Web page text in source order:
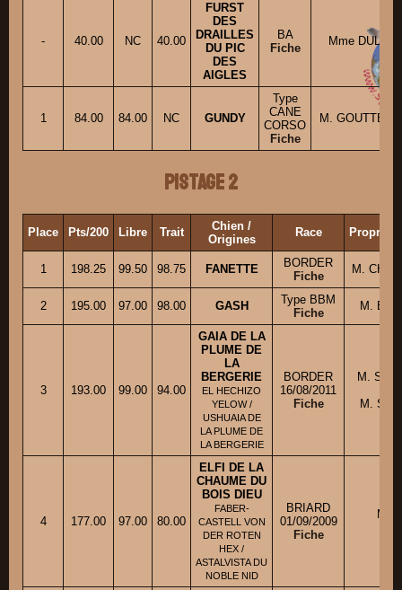
- 40.00 NC 40.00
FURST
DES
DRAILLES
DU PIC
DES
AIGLES
BA
Fiche
Mme DULAC
1 84.00 84.00 NC GUNDY
Type
CANE
CORSO
Fiche
M.
Pistage 2
Place Pts/200 Libre Trait
Chien /
Origines
Race
1 198.25 99.50 98.75 FANETTE
BORDER
Fiche
M.
2 195.00 97.00 98.00 GASH
Type BBM
Fiche
M.
3 193.00 99.00 94.00
GAIA DE LA
PLUME DE
LA
BERGERIE
EL HECHIZO
YELOW /
USHUAIA DE
LA PLUME DE
LA BERGERIE
BORDER
16/08/2011
Fiche
M.
M.
4 177.00 97.00 80.00
ELFI DE LA
CHAUME DU
BOIS DIEU
FABER-
CASTELL VON
DER ROTEN
HEX /
ASTALVISTA DU
NOBLE NID
BRIARD
01/09/2009
Fiche
M.